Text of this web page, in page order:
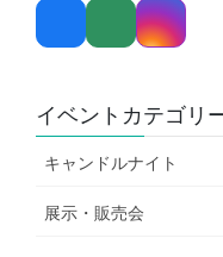
イベントカテゴリ
キャンドルナイト
展示・販売会